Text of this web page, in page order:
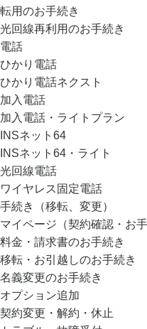
転用のお手続き
光回線再利用のお手続き
電話
ひかり電話
ひかり電話ネクスト
加入電話
加入電話・ライトプラン
INSネット64
INSネット64・ライト
光回線電話
ワイヤレス固定電話
手続き（移転、変更）
マイページ（契約確認・お手
料金・請求書のお手続き
移転・お引越しのお手続き
名義変更のお手続き
オプション追加
契約変更・解約・休止